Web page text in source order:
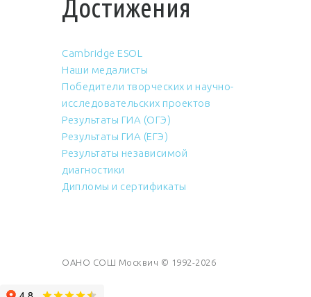
Достижения
Cambridge ESOL
Наши медалисты
Победители творческих и научно-
исследовательских проектов
Результаты ГИА (ОГЭ)
Результаты ГИА (ЕГЭ)
Результаты независимой
диагностики
Дипломы и сертификаты
ОАНО СОШ Москвич © 1992-2026